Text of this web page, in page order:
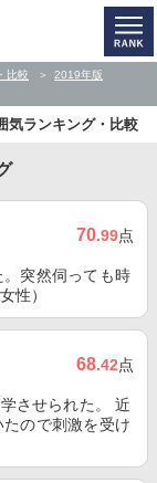
比較
2019年版
気ランキング・比較
70.99点
突然伺っても時
性）
68.42点
させられた。 近
ので刺激を受け